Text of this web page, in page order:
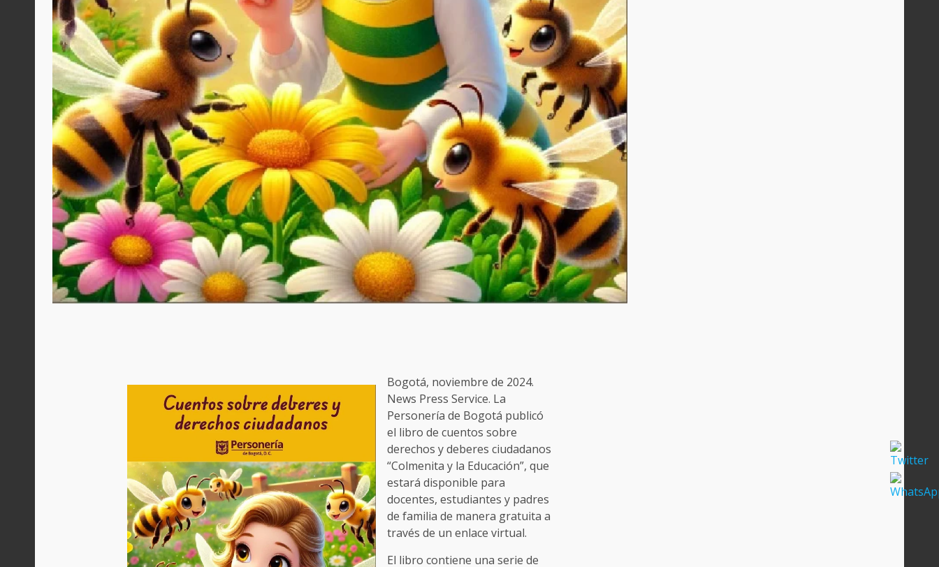
Bogotá, noviembre de 2024.
News Press Service. La
Personería de Bogotá publicó
el libro de cuentos sobre
derechos y deberes ciudadanos
“Colmenita y la Educación”, que
estará disponible para
docentes, estudiantes y padres
de familia de manera gratuita a
través de un enlace virtual.
El libro contiene una serie de